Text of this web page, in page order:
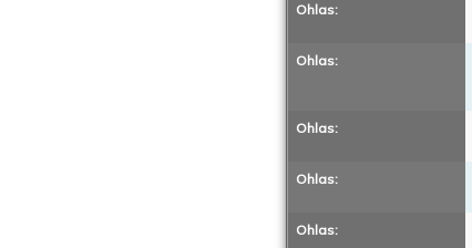
Ohlas:
Ohlas:
Ohlas:
Ohlas:
Ohlas: